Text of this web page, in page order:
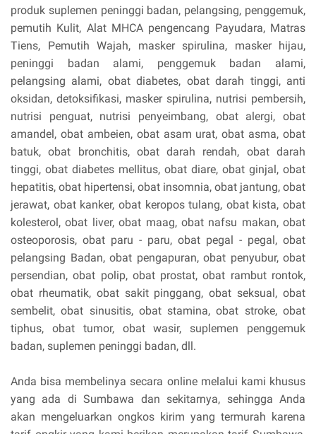
produk suplemen peninggi badan, pelangsing, penggemuk,
pemutih Kulit, Alat MHCA pengencang Payudara, Matras
Tiens, Pemutih Wajah, masker spirulina, masker hijau,
peninggi badan alami, penggemuk badan alami,
pelangsing alami, obat diabetes, obat darah tinggi, anti
oksidan, detoksifikasi, masker spirulina, nutrisi pembersih,
nutrisi penguat, nutrisi penyeimbang, obat alergi, obat
amandel, obat ambeien, obat asam urat, obat asma, obat
batuk, obat bronchitis, obat darah rendah, obat darah
tinggi, obat diabetes mellitus, obat diare, obat ginjal, obat
hepatitis, obat hipertensi, obat insomnia, obat jantung, obat
jerawat, obat kanker, obat keropos tulang, obat kista, obat
kolesterol, obat liver, obat maag, obat nafsu makan, obat
osteoporosis, obat paru - paru, obat pegal - pegal, obat
pelangsing Badan, obat pengapuran, obat penyubur, obat
persendian, obat polip, obat prostat, obat rambut rontok,
obat rheumatik, obat sakit pinggang, obat seksual, obat
sembelit, obat sinusitis, obat stamina, obat stroke, obat
tiphus, obat tumor, obat wasir, suplemen penggemuk
badan, suplemen peninggi badan, dll.
Anda bisa membelinya secara online melalui kami khusus
yang ada di Sumbawa dan sekitarnya, sehingga Anda
akan mengeluarkan ongkos kirim yang termurah karena